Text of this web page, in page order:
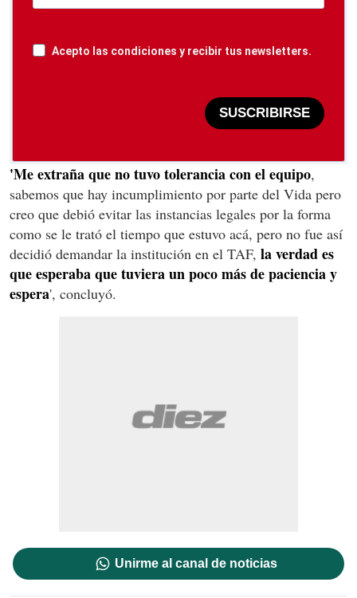
Acepto las condiciones y recibir tus newsletters.
SUSCRIBIRSE
'Me extraña que no tuvo tolerancia con el equipo,
sabemos que hay incumplimiento por parte del Vida pero
creo que debió evitar las instancias legales por la forma
como se le trató el tiempo que estuvo acá, pero no fue así
decidió demandar la institución en el TAF, la verdad es
que esperaba que tuviera un poco más de paciencia y
espera', concluyó.
Unirme al canal de noticias